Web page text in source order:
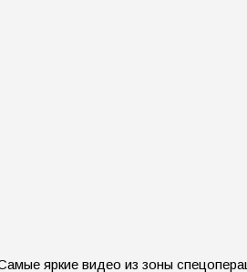
яркие видео из зоны